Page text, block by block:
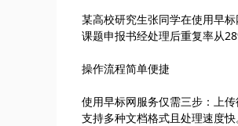
某高校研究生张同学在使用早
课题申报书经处理后重复率从
操作流程简单便捷
使用早标网服务仅需三步：上
支持多种文档格式且处理速度